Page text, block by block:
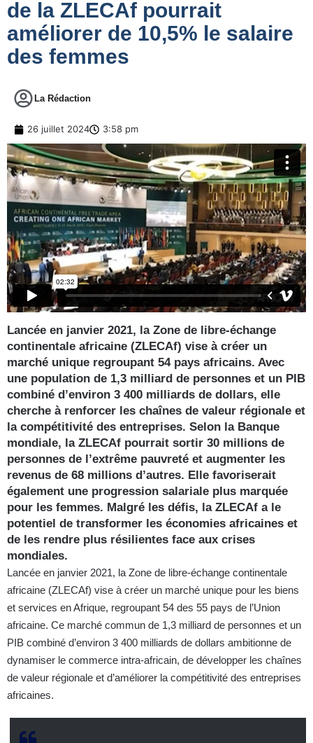
de la ZLECAf pourrait
améliorer de 10,5% le salaire
des femmes
La Rédaction
26 juillet 2024 3:58 pm
Lancée en janvier 2021, la Zone de libre-échange
continentale africaine (ZLECAf) vise à créer un
marché unique regroupant 54 pays africains. Avec
une population de 1,3 milliard de personnes et un PIB
combiné d’environ 3 400 milliards de dollars, elle
cherche à renforcer les chaînes de valeur régionale et
la compétitivité des entreprises. Selon la Banque
mondiale, la ZLECAf pourrait sortir 30 millions de
personnes de l’extrême pauvreté et augmenter les
revenus de 68 millions d’autres. Elle favoriserait
également une progression salariale plus marquée
pour les femmes. Malgré les défis, la ZLECAf a le
potentiel de transformer les économies africaines et
de les rendre plus résilientes face aux crises
mondiales.
Lancée en janvier 2021, la Zone de libre-échange continentale
africaine (ZLECAf) vise à créer un marché unique pour les biens
et services en Afrique, regroupant 54 des 55 pays de l’Union
africaine. Ce marché commun de 1,3 milliard de personnes et un
PIB combiné d’environ 3 400 milliards de dollars ambitionne de
dynamiser le commerce intra-africain, de développer les chaînes
de valeur régionale et d’améliorer la compétitivité des entreprises
africaines.